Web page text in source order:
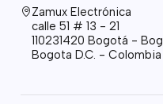
Zamux Electrónica
calle 51 # 13 - 21
110231420 Bogotá -
Bogota D.C. - Colombia